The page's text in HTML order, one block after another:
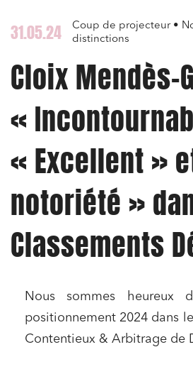
31.05.24
Coup de projecteur •
distinctions
Cloix Mendès-
«
« Excellent »
notoriété »
Classements
Nous sommes heureux
positionnement 2024 dans
Contentieux & Arbitrage de